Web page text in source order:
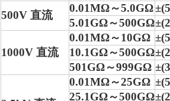
500V 直流
0.01MΩ～5.0GΩ
5.01GΩ～500GΩ
1000V 直流
0.01MΩ～10GΩ
10.1GΩ～500GΩ
501GΩ～999GΩ
0.01MΩ～25GΩ
25.1GΩ～500GΩ